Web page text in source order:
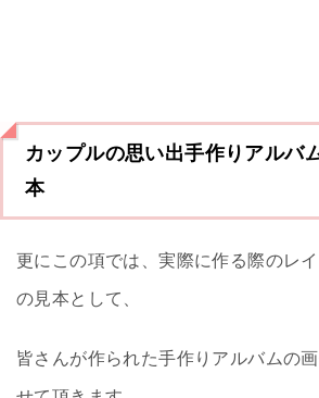
カップルの思い出手作りアルバ
本
更にこの項では、実際に作る際のレ
の見本として、
皆さんが作られた手作りアルバムの